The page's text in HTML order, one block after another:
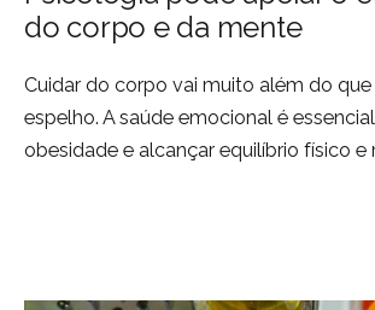
do corpo e da mente
Cuidar do corpo vai muito além do que
espelho. A saúde emocional é
obesidade e alcançar equilíbrio físico e